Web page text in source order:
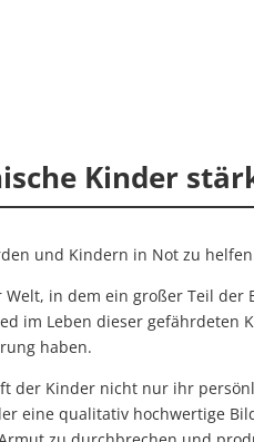
Kinder
und Kindern in Not zu
in dem ein großer Teil
im Leben dieser
haben.
der Kinder nicht nur ihr
eine qualitativ hochwertige